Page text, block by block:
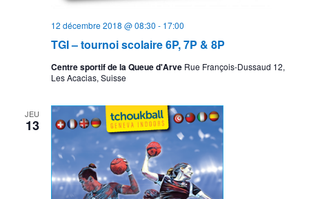
TGI – tournoi scolaire 6P, 7P & 8P
12 décembre 2018 @ 08:30 - 17:00
Centre sportif de la Queue d'Arve Rue François-Dussaud 12,
Les Acacias, Suisse
JEU
13